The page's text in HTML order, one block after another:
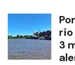
río
3